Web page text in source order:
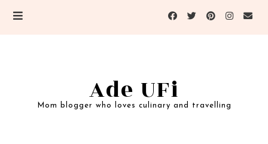
Ade UFi
Mom blogger who loves culinary and travelling